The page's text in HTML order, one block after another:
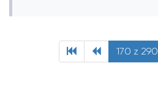
170 z 290